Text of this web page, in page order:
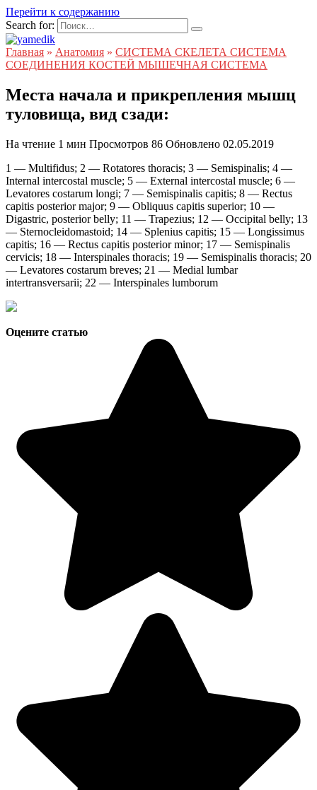
Перейти к содержанию
Search for:
Главная » Анатомия » СИСТЕМА СКЕЛЕТА СИСТЕМА
СОЕДИНЕНИЯ КОСТЕЙ МЫШЕЧНАЯ СИСТЕМА
Места начала и прикрепления мышц
туловища, вид сзади:
На чтение 1 мин Просмотров 86 Обновлено 02.05.2019
1 — Multifidus; 2 — Rotatores thoracis; 3 — Semispinalis; 4 —
Internal intercostal muscle; 5 — External intercostal muscle; 6 —
Levatores costarum longi; 7 — Semispinalis capitis; 8 — Rectus
capitis posterior major; 9 — Obliquus capitis superior; 10 —
Digastric, posterior belly; 11 — Trapezius; 12 — Occipital belly; 13
— Sternocleidomastoid; 14 — Splenius capitis; 15 — Longissimus
capitis; 16 — Rectus capitis posterior minor; 17 — Semispinalis
cervicis; 18 — Interspinales thoracis; 19 — Semispinalis thoracis; 20
— Levatores costarum breves; 21 — Medial lumbar
intertransversarii; 22 — Interspinales lumborum
Оцените статью